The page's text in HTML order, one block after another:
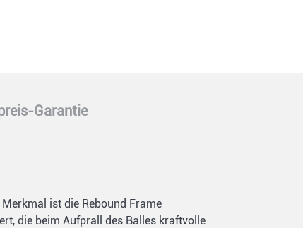
Garantie
ist die Rebound Frame
die beim Aufprall des Balles kraftvolle